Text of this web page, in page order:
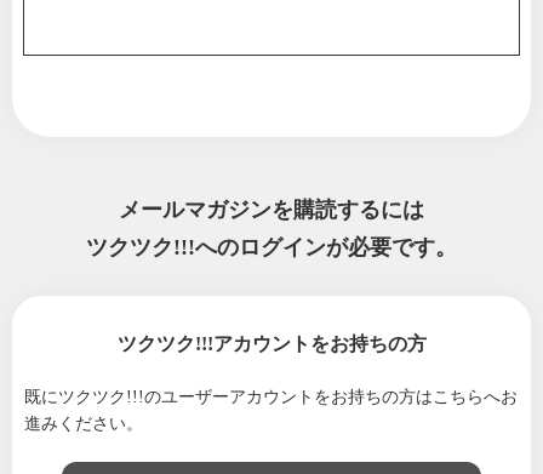
メールマガジンを購読するには
ツクツク!!!へのログインが必要です。
ツクツク!!!アカウントをお持ちの方
既にツクツク!!!のユーザーアカウントをお持ちの方はこちらへお
進みください。